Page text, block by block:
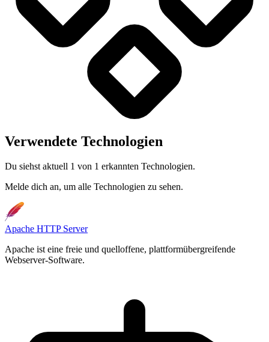
Verwendete Technologien
Du siehst aktuell 1 von 1 erkannten Technologien.
Melde dich an, um alle Technologien zu sehen.
Apache HTTP Server
Apache ist eine freie und quelloffene, plattformübergreifende
Webserver-Software.